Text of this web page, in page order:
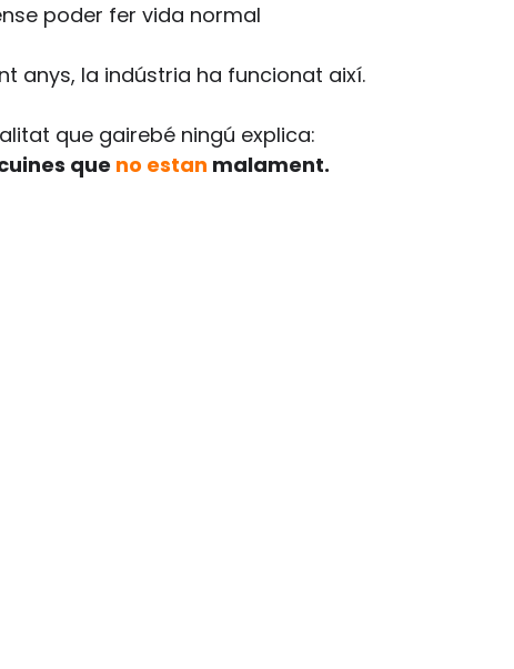
poder fer vida normal
anys, la indústria ha funcionat així.
que gairebé ningú explica:
que no estan malament.